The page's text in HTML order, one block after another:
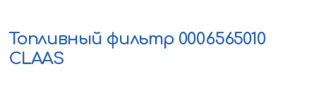
Топливный фильтр 0006565010
CLAAS